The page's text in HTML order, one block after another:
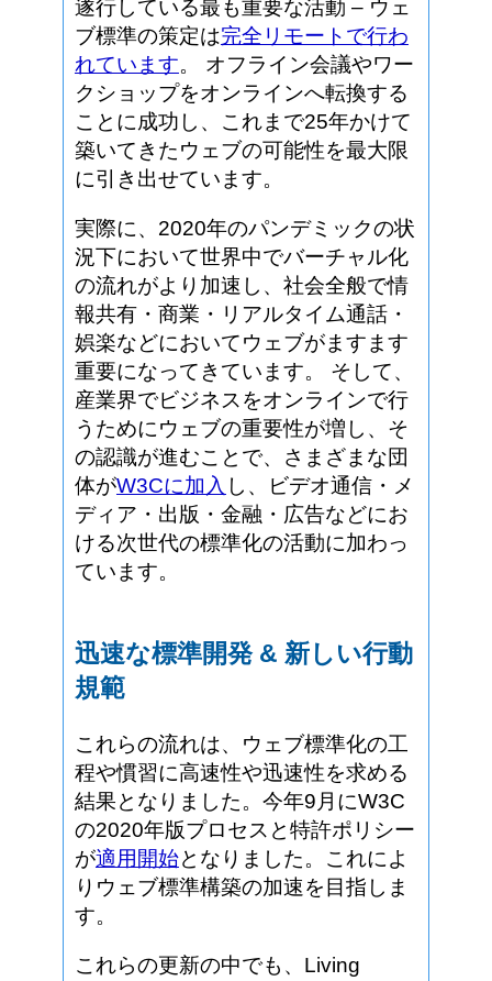
遂行している最も重要な活動 – ウェ
ブ標準の策定は完全リモートで行わ
れています。 オフライン会議やワー
クショップをオンラインへ転換する
ことに成功し、これまで25年かけて
築いてきたウェブの可能性を最大限
に引き出せています。
実際に、2020年のパンデミックの状
況下において世界中でバーチャル化
の流れがより加速し、社会全般で情
報共有・商業・リアルタイム通話・
娯楽などにおいてウェブがますます
重要になってきています。 そして、
産業界でビジネスをオンラインで行
うためにウェブの重要性が増し、そ
の認識が進むことで、さまざまな団
体がW3Cに加入 し、ビデオ通信・メ
ディア・出版・金融・広告などにお
ける次世代の標準化の活動に加わっ
ています。
迅速な標準開発 & 新しい行動
規範
これらの流れは、ウェブ標準化の工
程や慣習に高速性や迅速性を求める
結果となりました。今年9月にW3C
の2020年版プロセスと特許ポリシー
が適用開始となりました。これによ
りウェブ標準構築の加速を目指しま
す。
これらの更新の中でも、Living